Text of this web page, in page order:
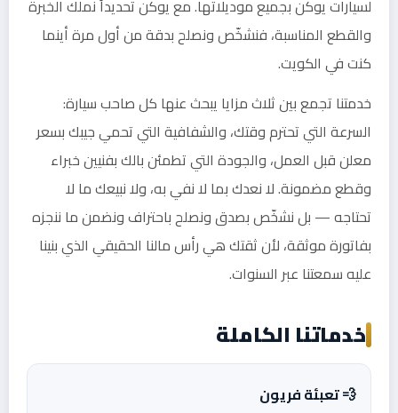
لسيارات يوكن بجميع موديلاتها. مع يوكن تحديداً نملك الخبرة
والقطع المناسبة، فنشخّص ونصلح بدقة من أول مرة أينما
كنت في الكويت.
خدمتنا تجمع بين ثلاث مزايا يبحث عنها كل صاحب سيارة:
السرعة التي تحترم وقتك، والشفافية التي تحمي جيبك بسعر
معلن قبل العمل، والجودة التي تطمئن بالك بفنيين خبراء
وقطع مضمونة. لا نعدك بما لا نفي به، ولا نبيعك ما لا
تحتاجه — بل نشخّص بصدق ونصلح باحتراف ونضمن ما ننجزه
بفاتورة موثقة، لأن ثقتك هي رأس مالنا الحقيقي الذي بنينا
عليه سمعتنا عبر السنوات.
خدماتنا الكاملة
💨 تعبئة فريون